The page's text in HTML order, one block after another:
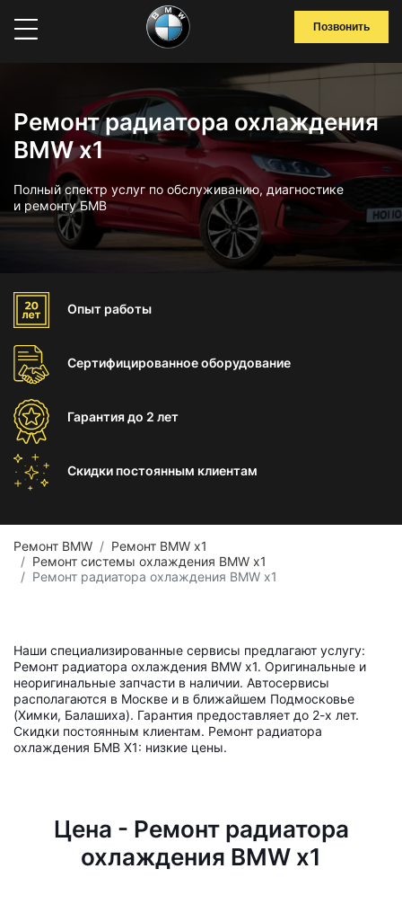
Позвонить
Ремонт радиатора охлаждения
BMW x1
Полный спектр услуг по обслуживанию, диагностике
и ремонту БМВ
Опыт работы
Сертифицированноеоборудование
Гарантиядо 2 лет
Скидки постоянным клиентам
Ремонт BMW
Ремонт BMW x1
Ремонт системы охлаждения BMW x1
Ремонт радиатора охлаждения BMW x1
Наши специализированные сервисы предлагают услугу:
Ремонт радиатора охлаждения BMW x1. Оригинальные и
неоригинальные запчасти в наличии. Автосервисы
располагаются в Москве и в ближайшем Подмосковье
(Химки, Балашиха). Гарантия предоставляет до 2-х лет.
Скидки постоянным клиентам. Ремонт радиатора
охлаждения БМВ Х1: низкие цены.
Цена - Ремонт радиатора
охлаждения BMW x1